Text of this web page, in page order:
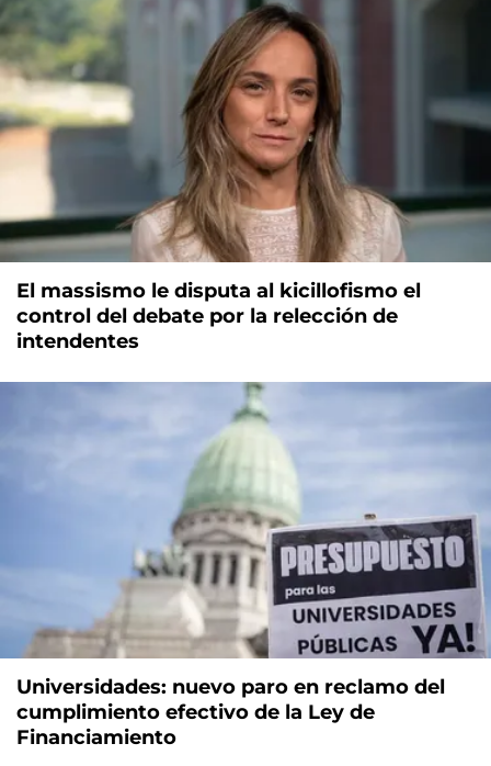
El massismo le disputa al kicillofismo el
control del debate por la relección de
intendentes
Universidades: nuevo paro en reclamo del
cumplimiento efectivo de la Ley de
Financiamiento